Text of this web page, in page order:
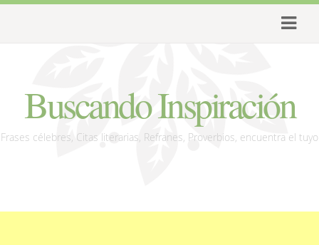
Buscando Inspiración
Frases célebres, Citas literarias, Refranes, Proverbios, encuentra el tuyo